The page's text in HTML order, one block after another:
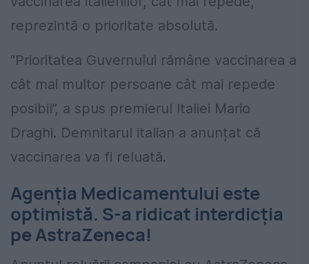
reprezintă o prioritate absolută.
”Prioritatea Guvernului rămâne vaccinarea a
cât mai multor persoane cât mai repede
posibil”, a spus premierul Italiei Mario
Draghi. Demnitarul italian a anunțat că
vaccinarea va fi reluată.
Agenția Medicamentului este
optimistă. S-a ridicat interdicția
pe AstraZeneca!